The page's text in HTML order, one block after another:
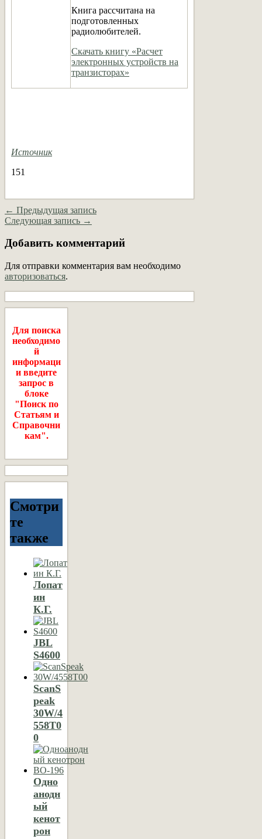
Книга рассчитана на
подготовленных
радиолюбителей.
Скачать книгу «Расчет
электронных устройств на
транзисторах»
Источник
151
← Предыдущая запись
Следующая запись →
Добавить комментарий
Для отправки комментария вам необходимо
авторизоваться.
Для поиска
необходимо
й
информаци
и введите
запрос в
блоке
"Поиск по
Статьям и
Справочни
кам".
Смотри
те
также
Лопат
ин
К.Г.
JBL
S4600
ScanS
peak
30W/4
558T0
0
Одно
анодн
ый
кенот
рон